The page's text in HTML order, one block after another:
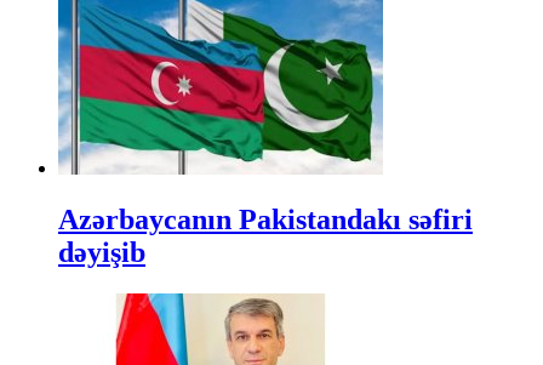
Azərbaycanın Pakistandakı səfiri
dəyişib